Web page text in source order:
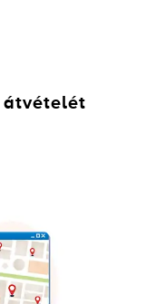
átvételét